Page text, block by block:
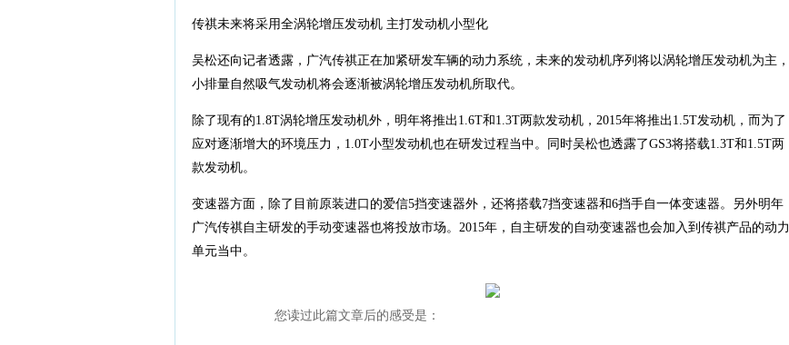
传祺未来将采用全涡轮增压发动机 主打发动机小型化
吴松还向记者透露，广汽传祺正在加紧研发车辆的动力系统，未来的发动机序列将以涡轮增压发动机为主，
小排量自然吸气发动机将会逐渐被涡轮增压发动机所取代。
除了现有的1.8T涡轮增压发动机外，明年将推出1.6T和1.3T两款发动机，2015年将推出1.5T发动机，而为了
应对逐渐增大的环境压力，1.0T小型发动机也在研发过程当中。同时吴松也透露了GS3将搭载1.3T和1.5T两
款发动机。
变速器方面，除了目前原装进口的爱信5挡变速器外，还将搭载7挡变速器和6挡手自一体变速器。另外明年
广汽传祺自主研发的手动变速器也将投放市场。2015年，自主研发的自动变速器也会加入到传祺产品的动力
单元当中。
您读过此篇文章后的感受是：